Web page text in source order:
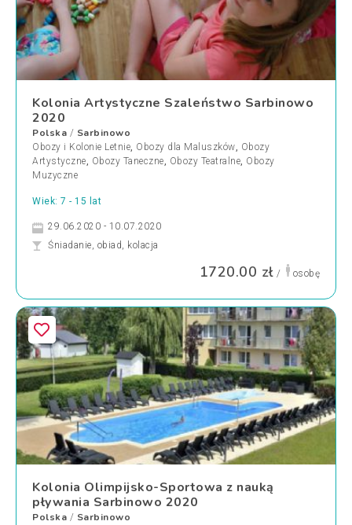
Kolonia Artystyczne Szaleństwo Sarbinowo
2020
Polska / Sarbinowo
Obozy i Kolonie Letnie, Obozy dla Maluszków, Obozy
Artystyczne, Obozy Taneczne, Obozy Teatralne, Obozy
Muzyczne
Wiek: 7 - 15 lat
29.06.2020 - 10.07.2020
Śniadanie, obiad, kolacja
1720.00 zł / osobę
Kolonia Olimpijsko-Sportowa z nauką
pływania Sarbinowo 2020
Polska / Sarbinowo